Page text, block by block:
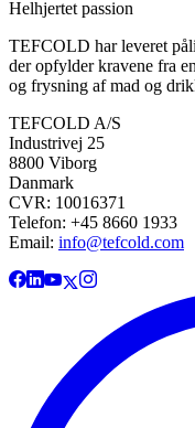
Helhjertet passion
TEFCOLD har leveret
der opfylder kravene fra
og frysning af mad og
TEFCOLD A/S
Industrivej 25
8800 Viborg
Danmark
CVR: 10016371
Telefon: +45 8660 1933
Email: info@tefcold.com